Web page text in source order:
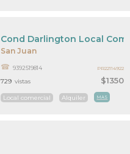
San Juan
$1350
Cond Darlington Local
9392519814
Local comercial Alquiler MAS
729 vistas
PR22114922